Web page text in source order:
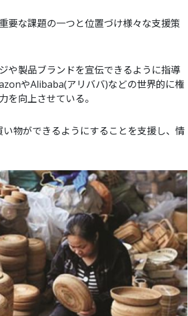
要な課題の一つと位置づけ様々な支援策
や製品ブランドを宣伝できるように指導
やAlibaba(アリババ)などの世界的に権
向上させている。
物ができるようにすることを支援し、情